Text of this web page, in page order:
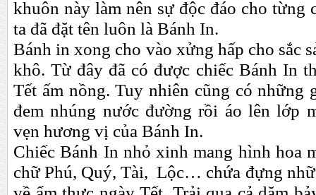
khuôn này làm nên sự độc đáo cho từng
ta đã đặt tên luôn là Bánh In.
Bánh in xong cho vào xửng hấp cho sắc
khô. Từ đây đã có được chiếc Bánh In
Tết ấm nồng. Tuy nhiên cũng có những
đem nhúng nước đường rồi áo lên lớp
vẹn hương vị của Bánh In.
Chiếc Bánh In nhỏ xinh mang hình hoa
chữ Phú, Quý, Tài, Lộc… chứa đựng